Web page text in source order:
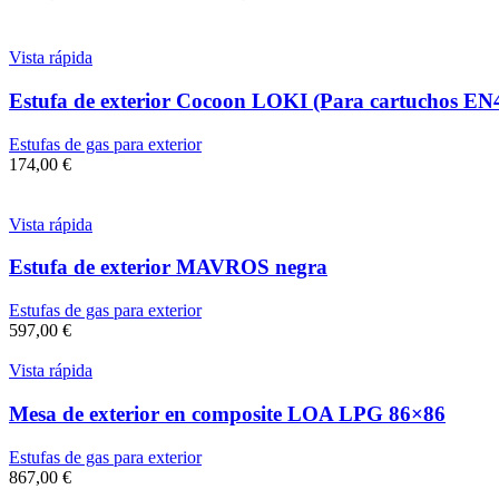
Vista rápida
Estufa de exterior Cocoon LOKI (Para cartuchos
Estufas de gas para exterior
174,00 €
Vista rápida
Estufa de exterior MAVROS negra
Estufas de gas para exterior
597,00 €
Vista rápida
Mesa de exterior en composite LOA LPG 86×86
Estufas de gas para exterior
867,00 €